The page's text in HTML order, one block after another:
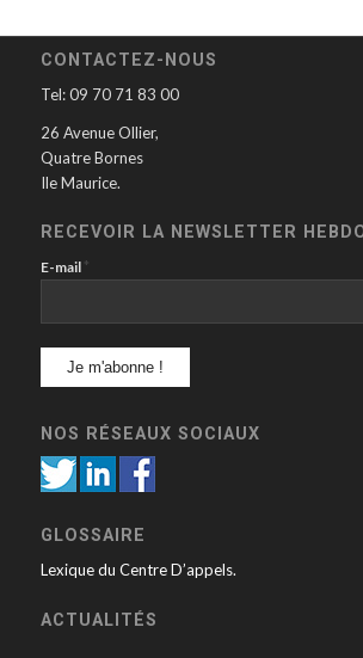
CONTACTEZ-NOUS
Tel: 09 70 71 83 00
26 Avenue Ollier,
Quatre Bornes
Ile Maurice.
RECEVOIR LA NEWSLETTER
E-mail *
NOS RÉSEAUX SOCIAUX
GLOSSAIRE
Lexique du Centre D’appels.
ACTUALITÉS